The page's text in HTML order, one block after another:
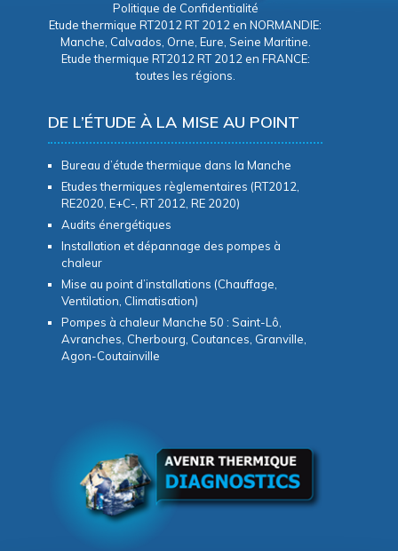
Politique de Confidentialité
Etude thermique RT2012 RT 2012 en NORMANDIE:
Manche, Calvados, Orne, Eure, Seine Maritine.
Etude thermique RT2012 RT 2012 en FRANCE:
toutes les régions.
DE L’ÉTUDE À LA MISE AU POINT
Bureau d’étude thermique dans la Manche
Etudes thermiques règlementaires (RT2012,
RE2020, E+C-, RT 2012, RE 2020)
Audits énergétiques
Installation et dépannage des pompes à
chaleur
Mise au point d’installations (Chauffage,
Ventilation, Climatisation)
Pompes à chaleur Manche 50 : Saint-Lô,
Avranches, Cherbourg, Coutances, Granville,
Agon-Coutainville